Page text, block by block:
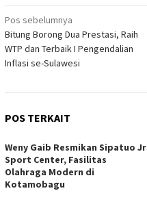
Navigasi
pos
Pos sebelumnya
Bitung Borong Dua Prestasi, Raih
WTP dan Terbaik I Pengendalian
Inflasi se-Sulawesi
POS TERKAIT
Weny Gaib Resmikan Sipatuo Jr
Sport Center, Fasilitas
Olahraga Modern di
Kotamobagu